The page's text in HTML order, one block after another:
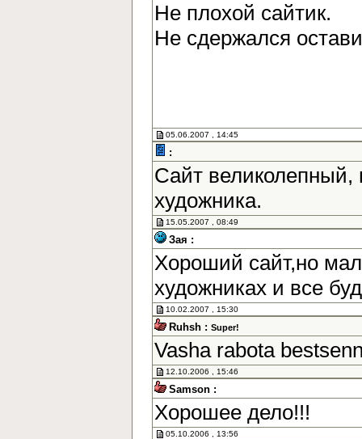
Не плохой сайтик.
Не сдержался
05.06.2007 , 14:45
:
Сайт великолепный,
художника.
15.05.2007 , 08:49
Зая :
Хороший сайт,но
художниках и все
10.02.2007 , 15:30
Ruhsh : Super!
Vasha rabota
12.10.2006 , 15:46
Samson :
Хорошее дело!!!
05.10.2006 , 13:56